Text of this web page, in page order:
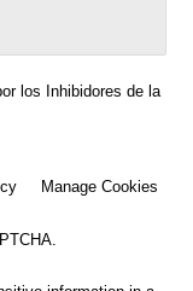
los Inhibidores de la
Manage Cookies